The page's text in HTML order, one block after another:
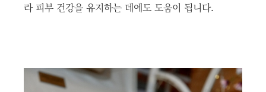
라 피부 건강을 유지하는 데에도 도움이 됩니다.